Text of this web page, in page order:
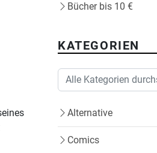
Bücher bis 10 €
KATEGORIEN
Alternative
Comics